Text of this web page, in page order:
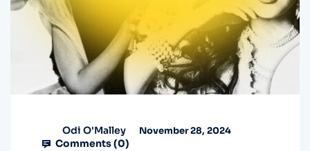
Odi O'Malley November 28, 2024
Comments (0)